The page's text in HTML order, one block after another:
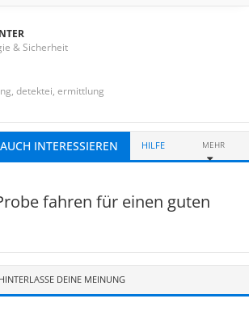
& Sicherheit
, detektei, ermittlung
INTERESSIEREN HILFE MEHR
fahren für einen guten
HINTERLASSE DEINE MEINUNG